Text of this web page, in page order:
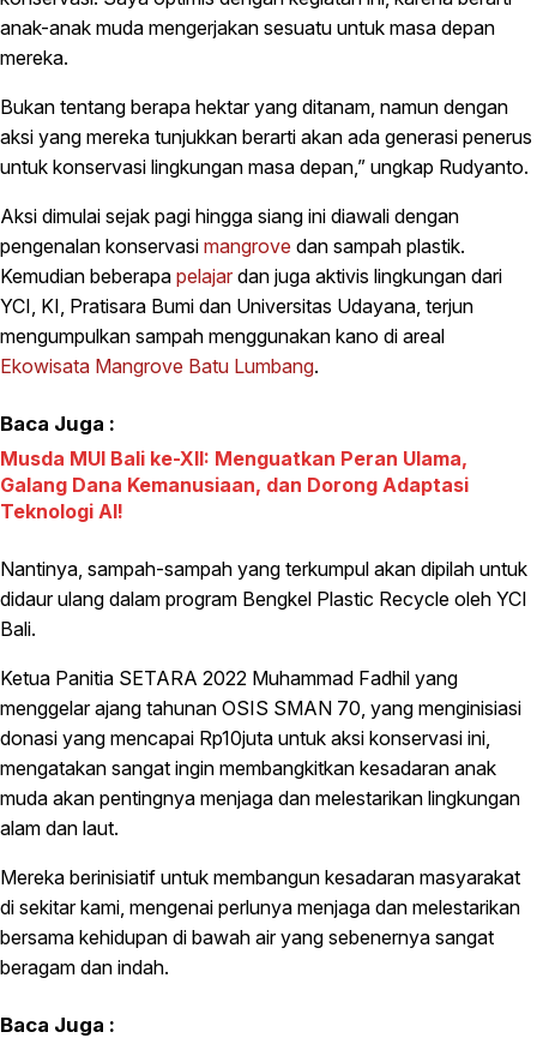
anak-anak muda mengerjakan sesuatu untuk masa depan
mereka.
Bukan tentang berapa hektar yang ditanam, namun dengan
aksi yang mereka tunjukkan berarti akan ada generasi penerus
untuk konservasi lingkungan masa depan,” ungkap Rudyanto.
Aksi dimulai sejak pagi hingga siang ini diawali dengan
pengenalan konservasi mangrove dan sampah plastik.
Kemudian beberapa pelajar dan juga aktivis lingkungan dari
YCI, KI, Pratisara Bumi dan Universitas Udayana, terjun
mengumpulkan sampah menggunakan kano di areal
Ekowisata Mangrove Batu Lumbang.
Baca Juga :
Musda MUI Bali ke-XII: Menguatkan Peran Ulama,
Galang Dana Kemanusiaan, dan Dorong Adaptasi
Teknologi AI!
Nantinya, sampah-sampah yang terkumpul akan dipilah untuk
didaur ulang dalam program Bengkel Plastic Recycle oleh YCI
Bali.
Ketua Panitia SETARA 2022 Muhammad Fadhil yang
menggelar ajang tahunan OSIS SMAN 70, yang menginisiasi
donasi yang mencapai Rp10juta untuk aksi konservasi ini,
mengatakan sangat ingin membangkitkan kesadaran anak
muda akan pentingnya menjaga dan melestarikan lingkungan
alam dan laut.
Mereka berinisiatif untuk membangun kesadaran masyarakat
di sekitar kami, mengenai perlunya menjaga dan melestarikan
bersama kehidupan di bawah air yang sebenernya sangat
beragam dan indah.
Baca Juga :